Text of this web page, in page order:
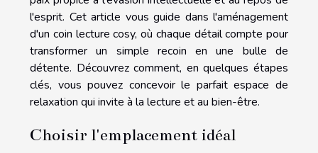
l'esprit. Cet article vous guide dans l'aménagement
d'un coin lecture cosy, où chaque détail compte pour
transformer un simple recoin en une bulle de
détente. Découvrez comment, en quelques étapes
clés, vous pouvez concevoir le parfait espace de
relaxation qui invite à la lecture et au bien-être.
Choisir l'emplacement idéal